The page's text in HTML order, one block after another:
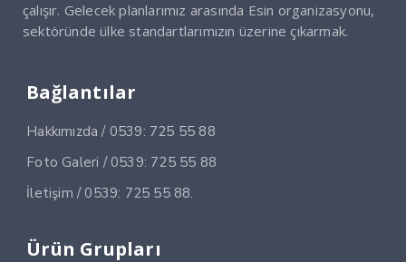
çalışır. Gelecek planlarımız arasında Esin organizasyonu,
sektöründe ülke standartlarımızın üzerine çıkarmak.
Bağlantılar
Hakkımızda / 0539: 725 55 88
Foto Galeri / 0539: 725 55 88
İletişim / 0539: 725 55 88.
Ürün Grupları